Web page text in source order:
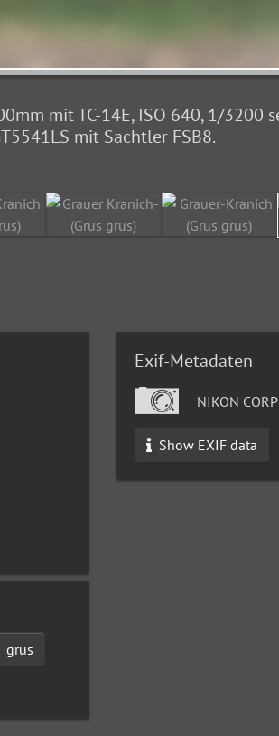
mit TC-14E, ISO 640, 1/3200
mit Sachtler FSB8.
grus
Exif-Metadaten
NIKON
Show EXIF data